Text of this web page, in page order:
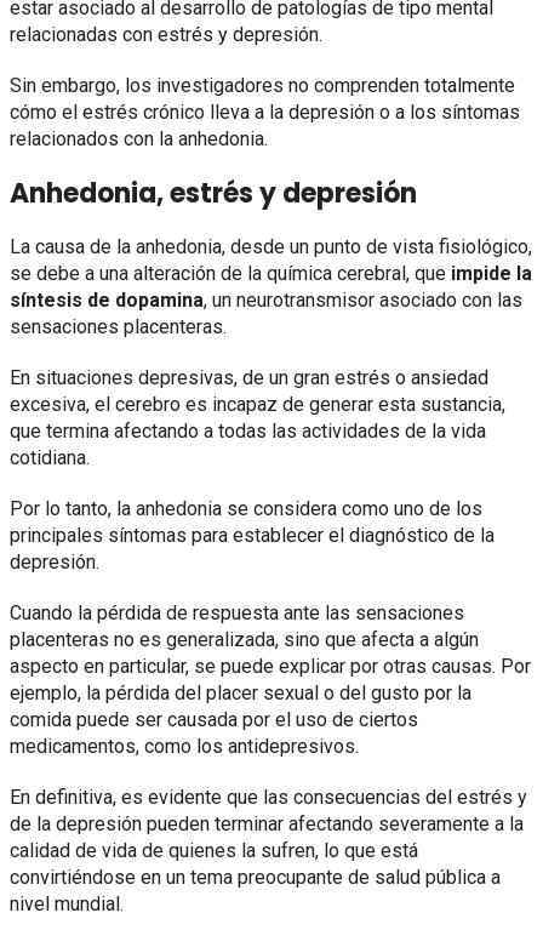
estar asociado al desarrollo de patologías de tipo mental
relacionadas con estrés y depresión.
Sin embargo, los investigadores no comprenden totalmente
cómo el estrés crónico lleva a la depresión o a los síntomas
relacionados con la anhedonia.
Anhedonia, estrés y depresión
La causa de la anhedonia, desde un punto de vista fisiológico,
se debe a una alteración de la química cerebral, que impide la
síntesis de dopamina, un neurotransmisor asociado con las
sensaciones placenteras.
En situaciones depresivas, de un gran estrés o ansiedad
excesiva, el cerebro es incapaz de generar esta sustancia,
que termina afectando a todas las actividades de la vida
cotidiana.
Por lo tanto, la anhedonia se considera como uno de los
principales síntomas para establecer el diagnóstico de la
depresión.
Cuando la pérdida de respuesta ante las sensaciones
placenteras no es generalizada, sino que afecta a algún
aspecto en particular, se puede explicar por otras causas. Por
ejemplo, la pérdida del placer sexual o del gusto por la
comida puede ser causada por el uso de ciertos
medicamentos, como los antidepresivos.
En definitiva, es evidente que las consecuencias del estrés y
de la depresión pueden terminar afectando severamente a la
calidad de vida de quienes la sufren, lo que está
convirtiéndose en un tema preocupante de salud pública a
nivel mundial.